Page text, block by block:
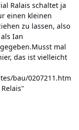
Ralais schaltet ja
einen kleinen
zu lassen, also
Ian
mal
das ist vielleicht
bau/0207211.htm